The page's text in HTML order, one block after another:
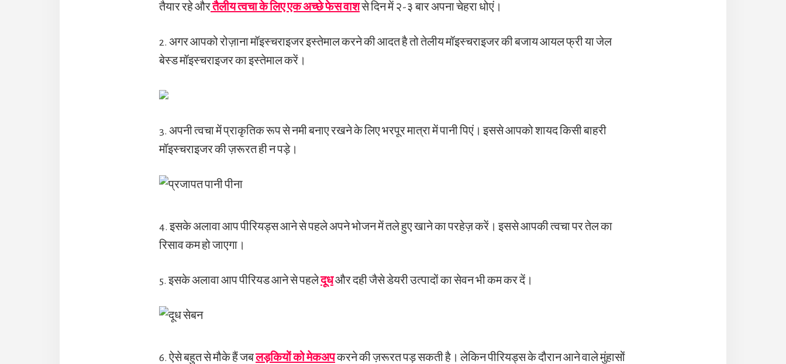
तैयार रहे औरतैलीय त्वचा के लिए एक अच्छे फेस वाशसे दिन में २-३ बार अपना चेहरा धोएं।
2. अगर आपको रोज़ाना मॉइस्चराइजर इस्तेमाल करने की आदत है तो तेलीय मॉइस्चराइजर की बजाय आयल फ्री या जेल
बेस्ड मॉइस्चराइजर का इस्तेमाल करें।
3. अपनी त्वचा में प्राकृतिक रूप से नमी बनाए रखने के लिए भरपूर मात्रा में पानी पिएं। इससे आपको शायद किसी बाहरी
मॉइस्चराइजर की ज़रूरत ही न पड़े।
4. इसके अलावा आप पीरियड्स आने से पहले अपने भोजन में तले हुए खाने का परहेज़ करें। इससे आपकी त्वचा पर तेल का
रिसाव कम हो जाएगा।
5. इसके अलावा आप पीरियड आने से पहलेदूधऔर दही जैसे डेयरी उत्पादों का सेवन भी कम कर दें।
6. ऐसे बहुत से मौके हैं जबलड़कियों को मेकअपकरने की ज़रूरत पड़ सकती है। लेकिन पीरियड्स के दौरान आने वाले मुंहासों